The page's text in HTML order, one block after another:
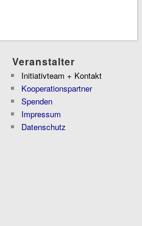
Veranstalter
Initiativteam + Kontakt
Kooperationspartner
Spenden
Impressum
Datenschutz